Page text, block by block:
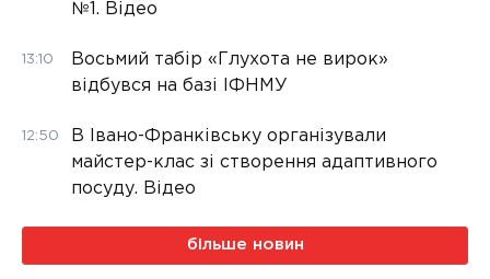
№1. Відео
13:10
Восьмий табір «Глухота не вирок»
відбувся на базі ІФНМУ
12:50
В Івано-Франківську організували
майстер-клас зі створення адаптивного
посуду. Відео
більше новин